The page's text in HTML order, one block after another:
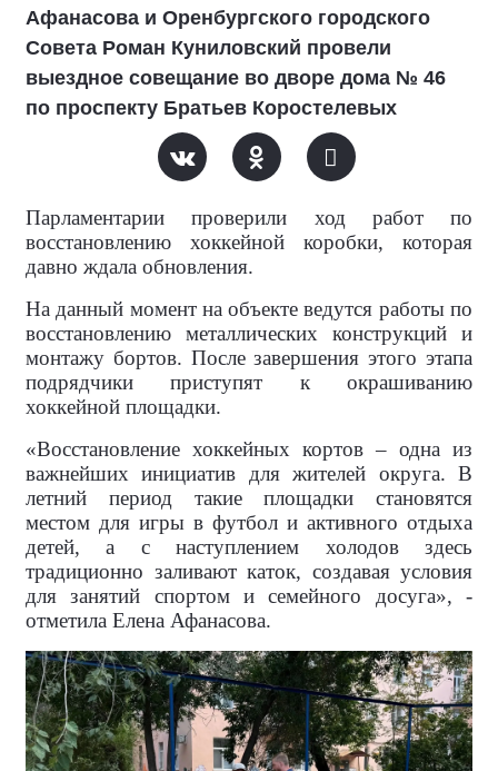
Афанасова и Оренбургского городского
Совета Роман Куниловский провели
выездное совещание во дворе дома № 46
по проспекту Братьев Коростелевых
Парламентарии проверили ход работ по
восстановлению хоккейной коробки, которая
давно ждала обновления.
На данный момент на объекте ведутся работы по
восстановлению металлических конструкций и
монтажу бортов. После завершения этого этапа
подрядчики приступят к окрашиванию
хоккейной площадки.
«Восстановление хоккейных кортов – одна из
важнейших инициатив для жителей округа. В
летний период такие площадки становятся
местом для игры в футбол и активного отдыха
детей, а с наступлением холодов здесь
традиционно заливают каток, создавая условия
для занятий спортом и семейного досуга», -
отметила Елена Афанасова.